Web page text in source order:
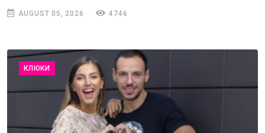
AUGUST 05, 2026 4746
КЛЮКИ